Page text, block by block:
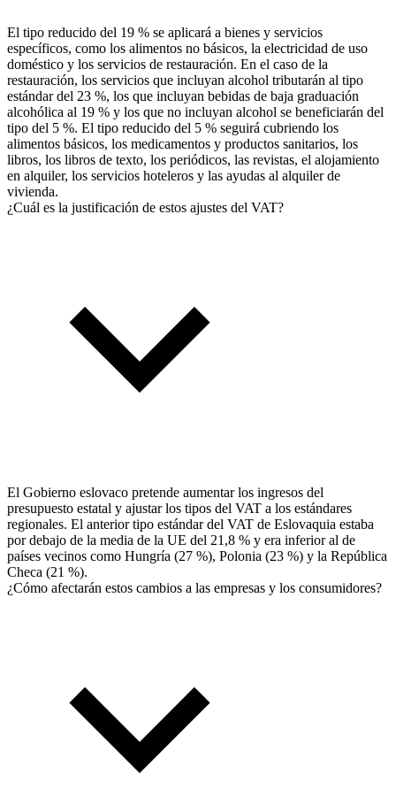
El tipo reducido del 19 % se aplicará a bienes y servicios
específicos, como los alimentos no básicos, la electricidad de uso
doméstico y los servicios de restauración. En el caso de la
restauración, los servicios que incluyan alcohol tributarán al tipo
estándar del 23 %, los que incluyan bebidas de baja graduación
alcohólica al 19 % y los que no incluyan alcohol se beneficiarán del
tipo del 5 %. El tipo reducido del 5 % seguirá cubriendo los
alimentos básicos, los medicamentos y productos sanitarios, los
libros, los libros de texto, los periódicos, las revistas, el alojamiento
en alquiler, los servicios hoteleros y las ayudas al alquiler de
vivienda.
¿Cuál es la justificación de estos ajustes del VAT?
El Gobierno eslovaco pretende aumentar los ingresos del
presupuesto estatal y ajustar los tipos del VAT a los estándares
regionales. El anterior tipo estándar del VAT de Eslovaquia estaba
por debajo de la media de la UE del 21,8 % y era inferior al de
países vecinos como Hungría (27 %), Polonia (23 %) y la República
Checa (21 %).
¿Cómo afectarán estos cambios a las empresas y los consumidores?